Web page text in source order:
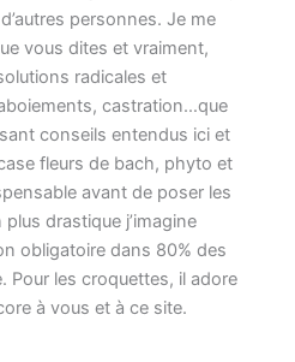
personnes. Je me
vous dites et vraiment,
radicales et
castration…que
conseils entendus ici et
fleurs de bach, phyto et
avant de poser les
drastique j’imagine
obligatoire dans 80% des
Pour les croquettes, il adore
à vous et à ce site.